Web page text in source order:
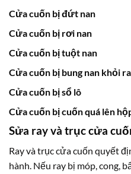
Cửa cuốn bị đứt nan
Cửa cuốn bị rơi nan
Cửa cuốn bị tuột nan
Cửa cuốn bị bung nan khỏi
Cửa cuốn bị sổ lô
Cửa cuốn bị cuốn quá lên
Sửa ray và trục cửa
Ray và trục cửa cuốn quyết
hành. Nếu ray bị móp, cong,